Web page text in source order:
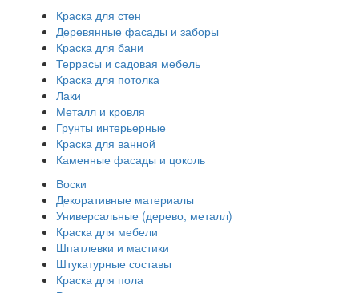
Краска для стен
Деревянные фасады и заборы
Краска для бани
Террасы и садовая мебель
Краска для потолка
Лаки
Металл и кровля
Грунты интерьерные
Краска для ванной
Каменные фасады и цоколь
Воски
Декоративные материалы
Универсальные (дерево, металл)
Краска для мебели
Шпатлевки и мастики
Штукатурные составы
Краска для пола